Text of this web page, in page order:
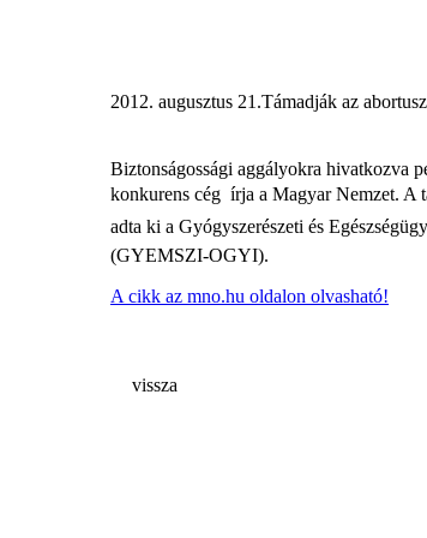
2012. augusztus 21.Támadják az
Biztonságossági aggályokra hivatkozva
konkurens cég  írja a Magyar Nemzet.
adta ki a Gyógyszerészeti és
(GYEMSZI-OGYI).
A cikk az mno.hu oldalon olvasható!
vissza